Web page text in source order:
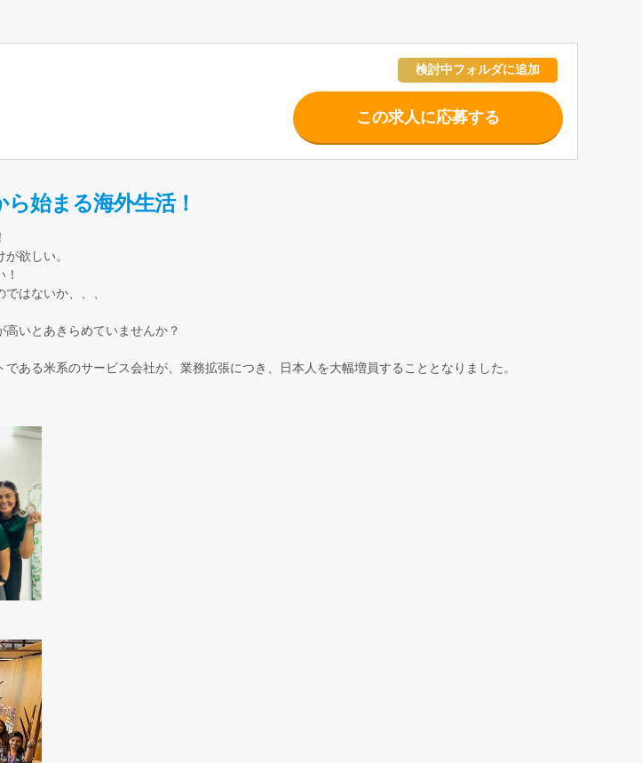
この求人に応募する
始まる海外生活！
欲しい。
ではないか、、、
高いとあきらめていませんか？
ある米系のサービス会社が、業務拡張につき、日本人を大幅増員することとなりました。